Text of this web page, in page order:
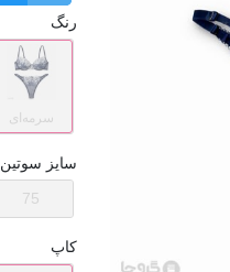
رنگ
سرمه‌ای
سایز سوتین
75
کاپ